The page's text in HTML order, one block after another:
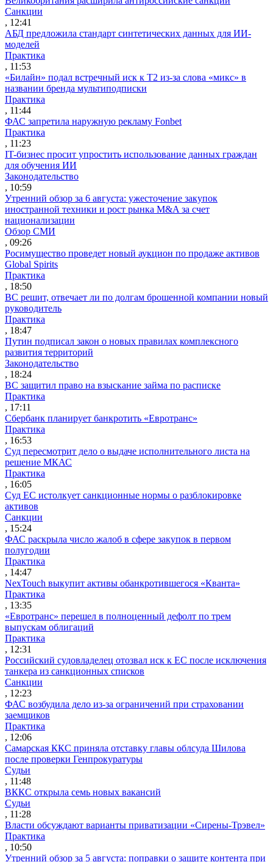
Санкции
, 12:41
АБД предложила стандарт синтетических данных для ИИ-
моделей
Практика
, 11:53
«Билайн» подал встречный иск к Т2 из-за слова «микс» в
названии бренда мультиподписки
Практика
, 11:44
ФАС запретила наружную рекламу Fonbet
Практика
, 11:23
IT-бизнес просит упростить использование данных граждан
для обучения ИИ
Законодательство
, 10:59
Утренний обзор за 6 августа: ужесточение закупок
иностранной техники и рост рынка M&A за счет
национализации
Обзор СМИ
, 09:26
Росимущество проведет новый аукцион по продаже активов
Global Spirits
Практика
, 18:50
ВС решит, отвечает ли по долгам брошенной компании новый
руководитель
Практика
, 18:47
Путин подписал закон о новых правилах комплексного
развития территорий
Законодательство
, 18:24
ВС защитил право на взыскание займа по расписке
Практика
, 17:11
Сбербанк планирует банкротить «Евротранс»
Практика
, 16:53
Суд пересмотрит дело о выдаче исполнительного листа на
решение МКАС
Практика
, 16:05
Суд ЕС истолкует санкционные нормы о разблокировке
активов
Санкции
, 15:24
ФАС раскрыла число жалоб в сфере закупок в первом
полугодии
Практика
, 14:47
NexTouch выкупит активы обанкротившегося «Кванта»
Практика
, 13:35
«Евротранс» перешел в полноценный дефолт по трем
выпускам облигаций
Практика
, 12:31
Российский судовладелец отозвал иск к ЕС после исключения
танкера из санкционных списков
Санкции
, 12:23
ФАС возбудила дело из-за ограничений при страховании
заемщиков
Практика
, 12:06
Самарская ККС приняла отставку главы облсуда Шилова
после проверки Генпрокуратуры
Судьи
, 11:48
ВККС открыла семь новых вакансий
Судьи
, 11:28
Власти обсуждают варианты приватизации «Сирены-Трэвел»
Практика
, 10:50
Утренний обзор за 5 августа: поправки о защите контента при